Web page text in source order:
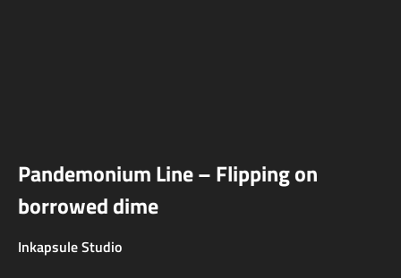
Pandemonium Line – Flipping on
borrowed dime
Inkapsule Studio